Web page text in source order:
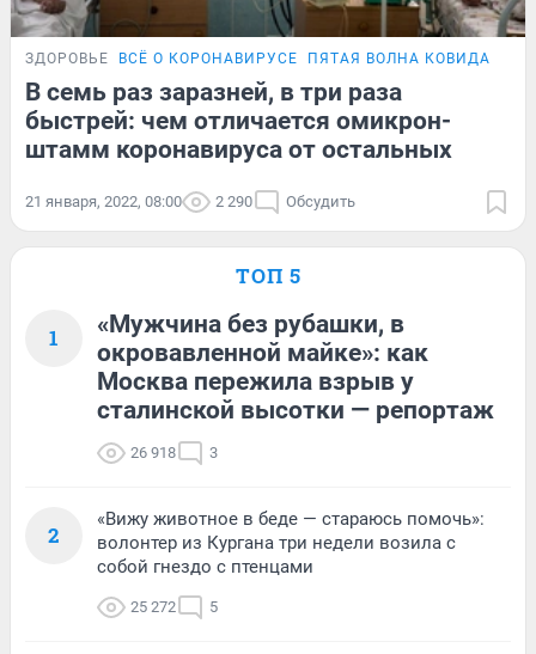
ЗДОРОВЬЕ ВСЁ О КОРОНАВИРУСЕ ПЯТАЯ ВОЛНА КОВИДА
В семь раз заразней, в три раза
быстрей: чем отличается омикрон-
штамм коронавируса от остальных
21 января, 2022, 08:00 2 290 Обсудить
ТОП 5
1
«Мужчина без рубашки, в
окровавленной майке»: как
Москва пережила взрыв у
сталинской высотки — репортаж
26 918 3
2
«Вижу животное в беде — стараюсь помочь»:
волонтер из Кургана три недели возила с
собой гнездо с птенцами
25 272 5